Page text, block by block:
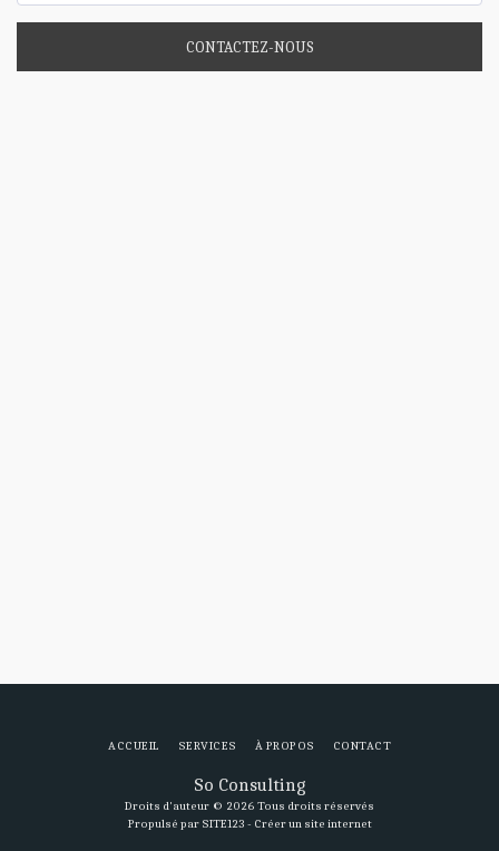
CONTACTEZ-NOUS
So Consulting
Droits d'auteur © 2026 Tous droits réservés
Propulsé par SITE123 - Créer un site internet
ACCUEIL SERVICES À PROPOS CONTACT